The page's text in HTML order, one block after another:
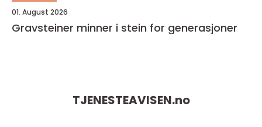
01. August 2026
Gravsteiner minner i stein for generasjoner
TJENESTEAVISEN.no